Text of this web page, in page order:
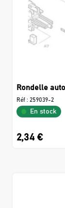
Rondelle
Réf : 259039-2
En stock
2,34 €